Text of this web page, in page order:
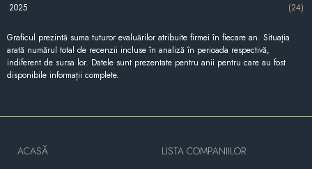
2025
(24)
Graficul prezintă suma tuturor evaluărilor atribuite firmei în fiecare an. Situația
arată numărul total de recenzii incluse în analiză în perioada respectivă,
indiferent de sursa lor. Datele sunt prezentate pentru anii pentru care au fost
disponibile informații complete.
ACASĂ
LISTA COMPANIILOR